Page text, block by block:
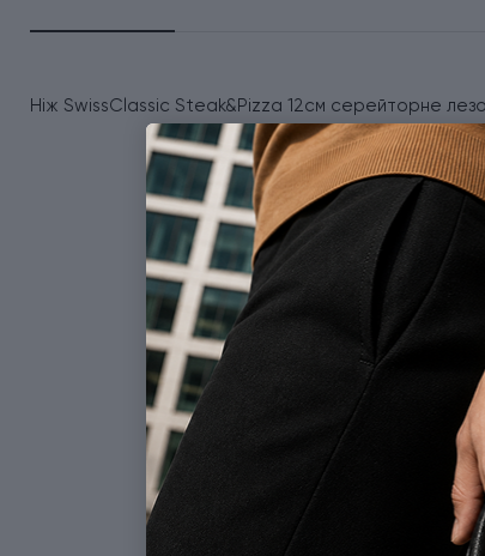
Ніж SwissClassic Steak&Pizza 12см серейторне